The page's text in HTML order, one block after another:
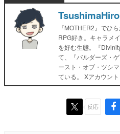
TsushimaHiro
『MOTHER2』でひ
RPG好き。キャラメ
を好む生態。『
て、『バルダーズ・
ースト・オブ・ツシ
ている。 Xアカウン
反応